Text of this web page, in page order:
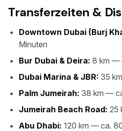
Transferzeiten &
Downtown Dubai (Burj
Minuten
Bur Dubai & Deira: 8 km —
Dubai Marina & JBR: 35
Palm Jumeirah: 38 km —
Jumeirah Beach Road: 25
Abu Dhabi: 120 km — ca.